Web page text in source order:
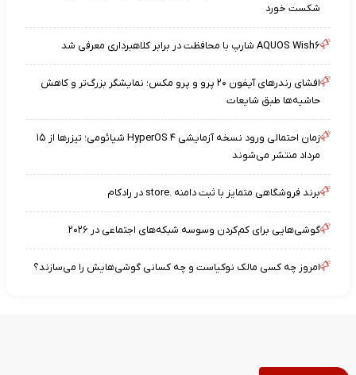
شکست خورد
AQUOS Wish۶ شارپ با محافظت در برابر کلاهبرداری معرفی شد
افشای رندرهای آیفون ۲۰ پرو و پرو مکس؛ نمایشگر بزرگ‌تر و کاهش
حاشیه‌ها طبق شایعات
زمان احتمالی ورود نسخه آزمایشی HyperOS ۴ شیائومی؛ تیزرها از ۱۵
مرداد منتشر می‌شوند
برند فروشگاهی متمایز با ثبت دامنه .store در رادکام
گوشی‌هایی برای کم‌کردن وسوسه شبکه‌های اجتماعی در ۲۰۲۶
امروز چه کسی مالک نوکیاست و چه کسانی گوشی‌هایش را می‌سازند؟